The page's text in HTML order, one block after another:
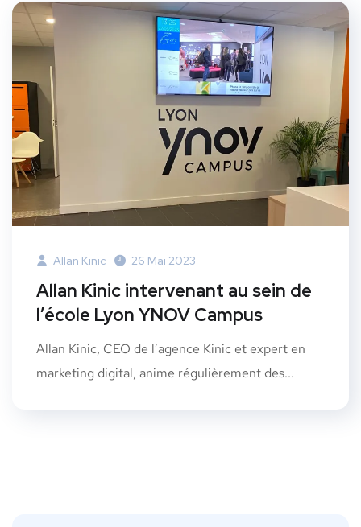
Allan Kinic 26 Mai 2023
Allan Kinic intervenant au sein de
l’école Lyon YNOV Campus
Allan Kinic, CEO de l’agence Kinic et expert en
marketing digital, anime régulièrement des...